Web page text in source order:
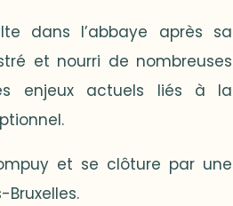
dans l’abbaye après sa
et nourri de nombreuses
enjeux actuels liés à la
et se clôture par une